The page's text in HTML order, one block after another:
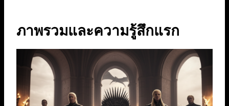
ภาพรวมและความรู้สึกแรก